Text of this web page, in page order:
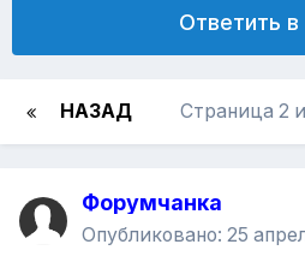
Ответить
НАЗАД Страница 2
Форумчанка
Опубликовано: 25